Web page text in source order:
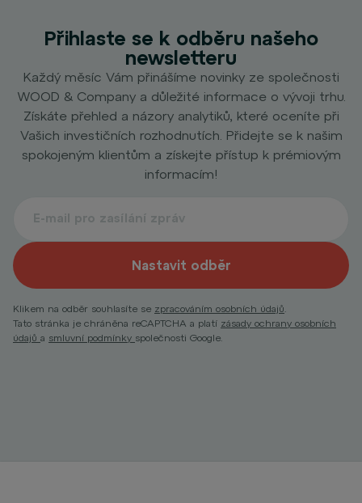
Přihlaste se k odběru našeho
newsletteru
Každý měsíc Vám přinášíme novinky ze společnosti
WOOD & Company a důležité informace o vývoji trhu.
Získáte přehled a názory analytiků, které oceníte při
Vašich investičních rozhodnutích. Přidejte se k našim
spokojeným klientům a získejte přístup k prémiovým
informacím!
Nastavit odběr
Klikem na odběr souhlasíte se zpracováním osobních údajů.
Tato stránka je chráněna reCAPTCHA a platí zásady ochrany osobních
údajů a smluvní podmínky společnosti Google.